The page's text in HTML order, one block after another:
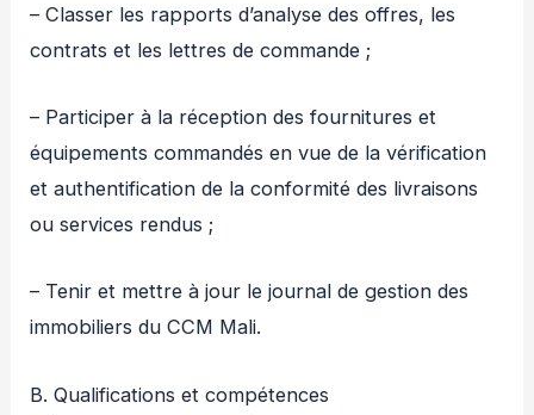
– Classer les rapports d’analyse des offres, les
contrats et les lettres de commande ;
– Participer à la réception des fournitures et
équipements commandés en vue de la vérification
et authentification de la conformité des livraisons
ou services rendus ;
– Tenir et mettre à jour le journal de gestion des
immobiliers du CCM Mali.
B. Qualifications et compétences